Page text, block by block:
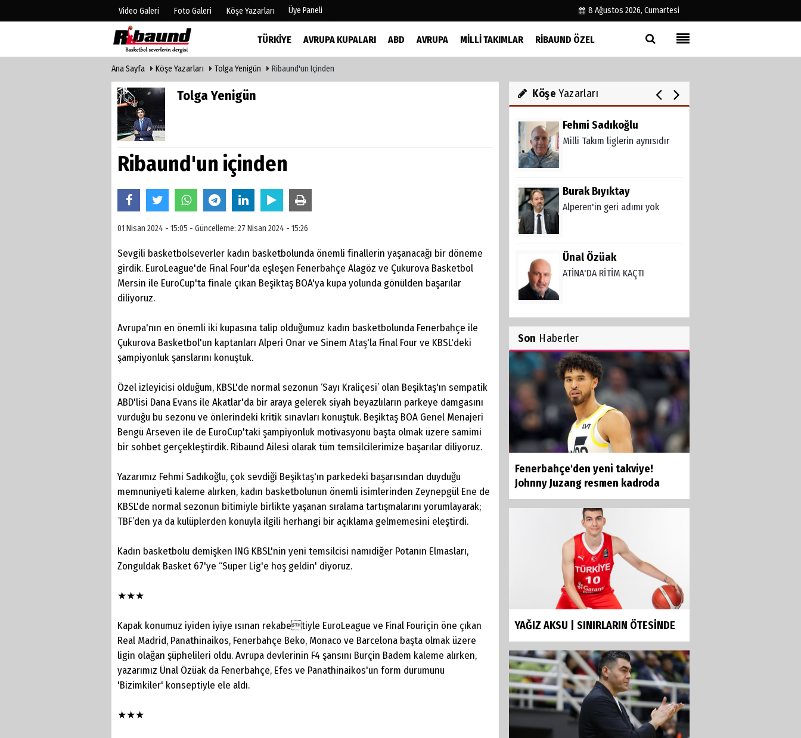
Video Galeri Foto Galeri Köşe Yazarları Üye Paneli 8 Ağustos 2026, Cumartesi
TÜRKIYE AVRUPA KUPALARI ABD AVRUPA MILLI TAKIMLAR RIBAUND ÖZEL
Hava Durumu
Gazete Manşetleri
Anketler
Çerez Politikası
Gizlilik İlkeleri
Ana Sayfa Köşe Yazarları Tolga Yenigün Ribaund'un Içinden
Tolga Yenigün
Ribaund'un içinden
01 Nisan 2024 - 15:05 - Güncelleme: 27 Nisan 2024 - 15:26
Sevgili basketbolseverler kadın basketbolunda önemli finallerin yaşanacağı bir döneme
girdik. EuroLeague'de Final Four'da eşleşen Fenerbahçe Alagöz ve Çukurova Basketbol
Mersin ile EuroCup'ta finale çıkan Beşiktaş BOA'ya kupa yolunda gönülden başarılar
diliyoruz.
Avrupa'nın en önemli iki kupasına talip olduğumuz kadın basketbolunda Fenerbahçe ile
Çukurova Basketbol'un kaptanları Alperi Onar ve Sinem Ataş'la Final Four ve KBSL'deki
şampiyonluk şanslarını konuştuk.
Özel izleyicisi olduğum, KBSL'de normal sezonun ‘Sayı Kraliçesi’ olan Beşiktaş'ın sempatik
ABD'lisi Dana Evans ile Akatlar'da bir araya gelerek siyah beyazlıların parkeye damgasını
vurduğu bu sezonu ve önlerindeki kritik sınavları konuştuk. Beşiktaş BOA Genel Menajeri
Bengü Arseven ile de EuroCup'taki şampiyonluk motivasyonu başta olmak üzere samimi
bir sohbet gerçekleştirdik. Ribaund Ailesi olarak tüm temsilcilerimize başarılar diliyoruz.
Yazarımız Fehmi Sadıkoğlu, çok sevdiği Beşiktaş'ın parkedeki başarısından duyduğu
memnuniyeti kaleme alırken, kadın basketbolunun önemli isimlerinden Zeynepgül Ene de
KBSL'de normal sezonun bitimiyle birlikte yaşanan sıralama tartışmalarını yorumlayarak;
TBF’den ya da kulüplerden konuyla ilgili herhangi bir açıklama gelmemesini eleştirdi.
Kadın basketbolu demişken ING KBSL'nin yeni temsilcisi namıdiğer Potanın Elmasları,
Zonguldak Basket 67'ye “Süper Lig'e hoş geldin' diyoruz.
★★★
Kapak konumuz iyiden iyiye ısınan rekabetiyle EuroLeague ve Final Fouriçin öne çıkan
Real Madrid, Panathinaikos, Fenerbahçe Beko, Monaco ve Barcelona başta olmak üzere
ligin olağan şüphelileri oldu. Avrupa devlerinin F4 şansını Burçin Badem kaleme alırken,
yazarımız Ünal Özüak da Fenerbahçe, Efes ve Panathinaikos'un form durumunu
'Bizimkiler' konseptiyle ele aldı.
★★★
Köşe Yazarları
Ataman için imkansız yok
Melda Yakupoğlu
Ebeveynler
Fehmi Sadıkoğlu
Milli Takım liglerin aynısıdır
Burak Bıyıktay
Alperen'in geri adımı yok
Ünal Özüak
ATİNA'DA RİTİM KAÇTI
Burçin Badem
DELİKANLI KOÇLAR
Hüseyin Demir
Amerikan Rüyası: Genç
Türklerin NCAA Rotası Büyüyor
Derya Yannıer
Bilimin ışığında...
Doğan Hakyemez
Çok mutluyum
Ilgım Çetin
Muhteşem veda
Ece Ergez
TBL'YE YÜKSELEN İKİ BÜYÜK
HİKÂYE
İhsan Bayülken
Son Haberler
Fenerbahçe'den yeni takviye!
Johnny Juzang resmen kadroda
YAĞIZ AKSU | SINIRLARIN ÖTESİNDE